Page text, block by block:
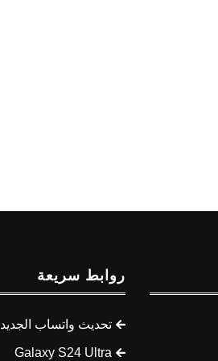
روابط سريعة
تحديث واتساب الجديد
Galaxy S24 Ultra